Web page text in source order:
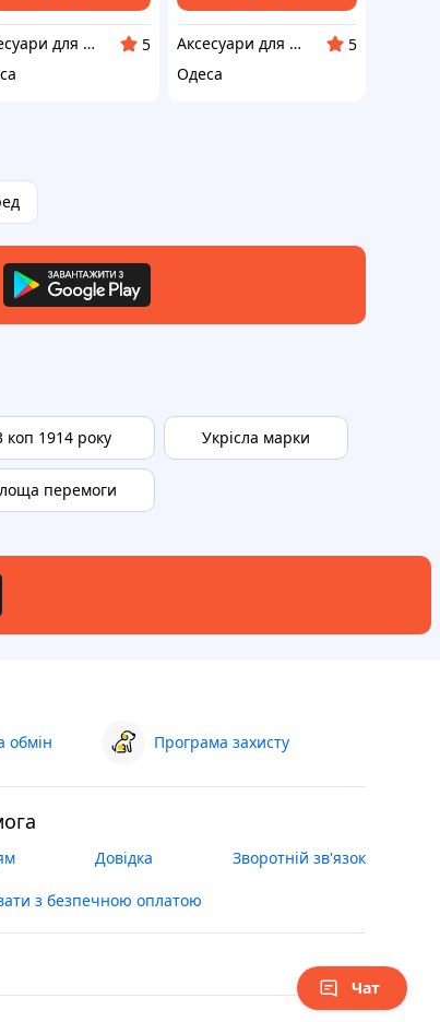
Аксесуари для колекціонерів SAFE
5
Аксесуари для колекціонерів SAFE
5
Одеса
коп 1914 року
перемоги
Укрісла марки
обмін Програма захисту
Довідка Зворотній зв'язок
з безпечною оплатою
Чат